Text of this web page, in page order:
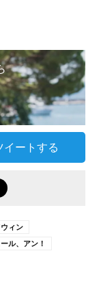
イートする
ィン
ル、アン！